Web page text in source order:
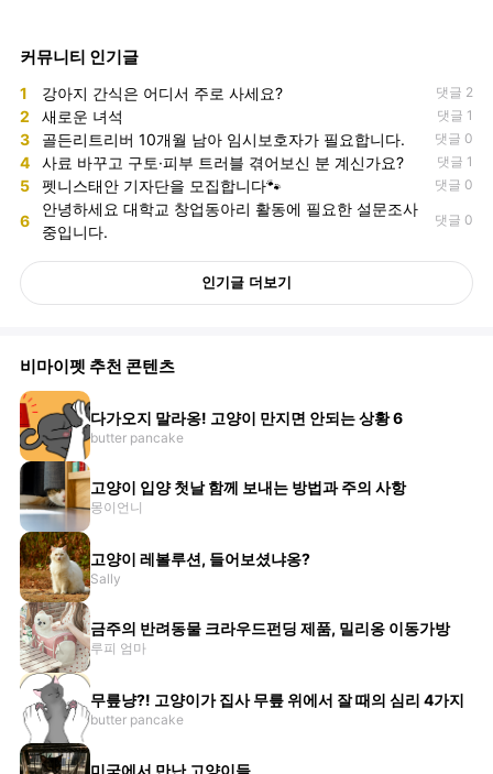
커뮤니티 인기글
1 강아지 간식은 어디서 주로 사세요? 댓글 2
2 새로운 녀석 댓글 1
3 골든리트리버 10개월 남아 임시보호자가 필요합니다. 댓글 0
4 사료 바꾸고 구토·피부 트러블 겪어보신 분 계신가요? 댓글 1
5 펫니스태안 기자단을 모집합니다🐾 댓글 0
6
안녕하세요 대학교 창업동아리 활동에 필요한 설문조사
중입니다.
댓글 0
인기글 더보기
비마이펫 추천 콘텐츠
다가오지 말라옹! 고양이 만지면 안되는 상황 6
butter pancake
고양이 입양 첫날 함께 보내는 방법과 주의 사항
몽이언니
고양이 레볼루션, 들어보셨냐옹?
Sally
금주의 반려동물 크라우드펀딩 제품, 밀리옹 이동가방
루피 엄마
무릎냥?! 고양이가 집사 무릎 위에서 잘 때의 심리 4가지
butter pancake
미국에서 만난 고양이들